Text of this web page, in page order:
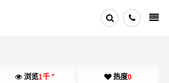
浏览1千 + 热度0